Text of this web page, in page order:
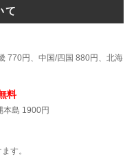
て
770円、中国/四国 880円、北海
料
本島 1900円
す。